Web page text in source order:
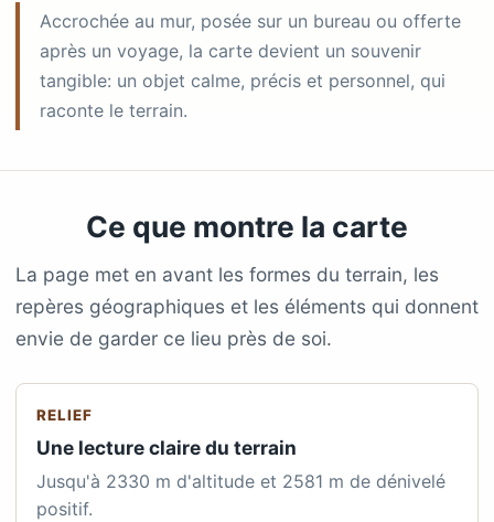
Accrochée au mur, posée sur un bureau ou offerte
après un voyage, la carte devient un souvenir
tangible: un objet calme, précis et personnel, qui
raconte le terrain.
Ce que montre la carte
La page met en avant les formes du terrain, les
repères géographiques et les éléments qui donnent
envie de garder ce lieu près de soi.
RELIEF
Une lecture claire du terrain
Jusqu'à 2330 m d'altitude et 2581 m de dénivelé
positif.